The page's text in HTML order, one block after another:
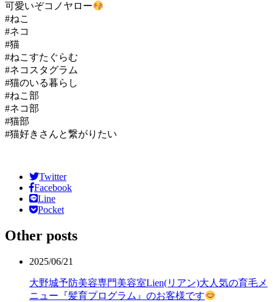
可愛いぞコノヤロー
#ねこ
#ネコ
#猫
#ねこすたぐらむ
#ネコスタグラム
#猫のいる暮らし
#ねこ部
#ネコ部
#猫部
#猫好きさんと繋がりたい
Twitter
Facebook
Line
Pocket
Other posts
2025/06/21
大野城予防美容専門美容室Lien(リアン)大人気の育毛メ
ニュー『髪育プログラム』のお客様です